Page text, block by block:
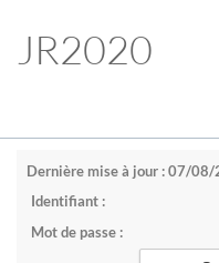
JR2020
Dernière mise à jour : 07/08/
Identifiant :
Mot de passe :